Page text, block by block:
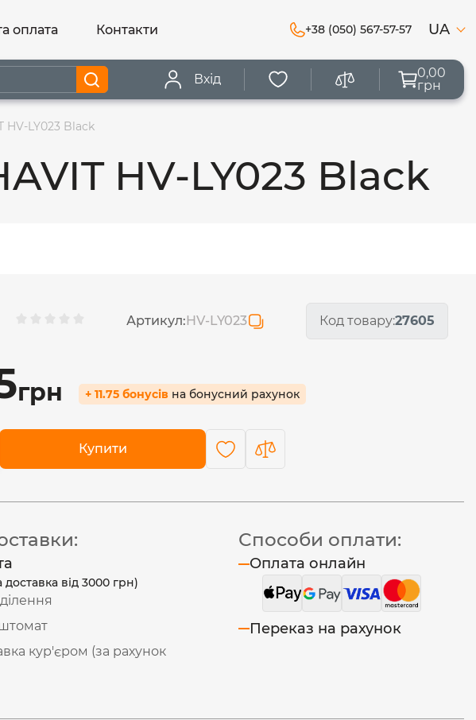
оплата Контакти +38 (050) 567-57-57 UA
Вхід
0,00
грн
HV-LY023 Black
HV-LY023 Black
Артикул:HV-LY023 Код товару:27605
грн + 11.75 бонусів на бонусний рахунок
Купити
від 3000 грн)
кур'єром (за рахунок
Способи оплати:
Оплата онлайн
Переказ на рахунок